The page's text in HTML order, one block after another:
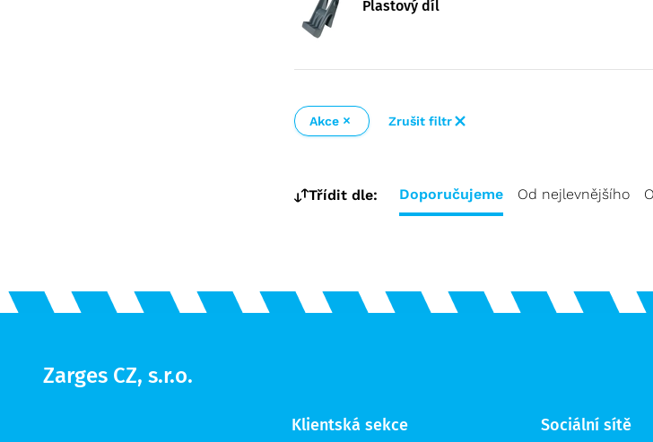
Plastový díl
Akce Zrušit filtr
Třídit dle: Doporučujeme Od nejlevnějšího
Zarges CZ, s.r.o.
Klientská sekce Sociální sítě